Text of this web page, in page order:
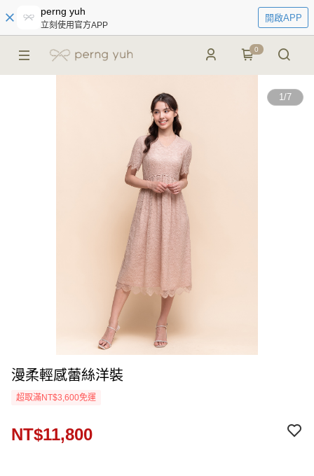
perng yuh
立刻使用官方APP
開啟APP
0
1/7
漫柔輕感蕾絲洋裝
超取滿NT$3,600免運
NT$11,800